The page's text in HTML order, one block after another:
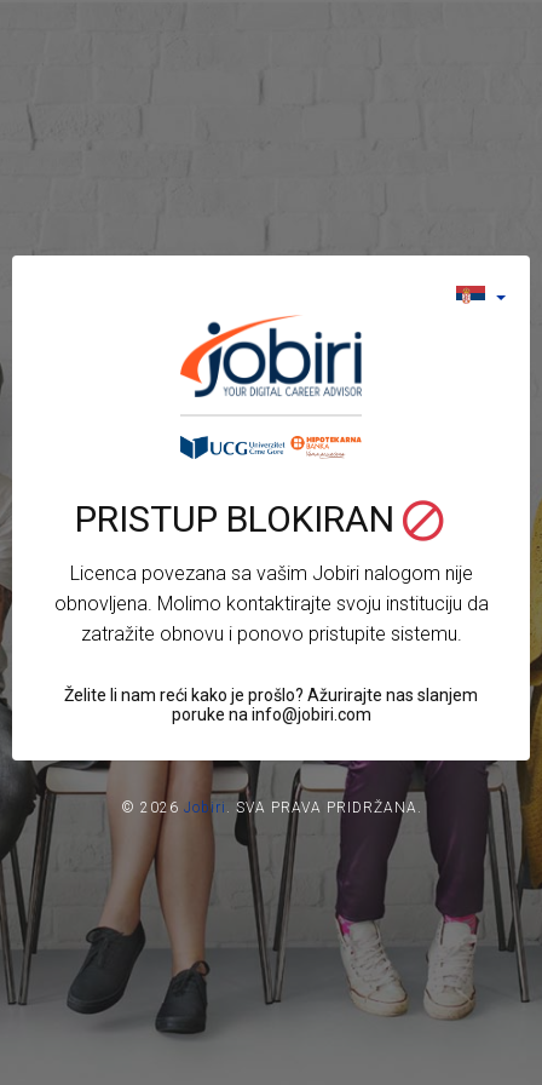
PRISTUP BLOKIRAN
Licenca povezana sa vašim Jobiri nalogom nije
obnovljena. Molimo kontaktirajte svoju instituciju da
zatražite obnovu i ponovo pristupite sistemu.
Želite li nam reći kako je prošlo? Ažurirajte nas slanjem
poruke na info@jobiri.com
© 2026 Jobiri SVA PRAVA PRIDRŽANA.